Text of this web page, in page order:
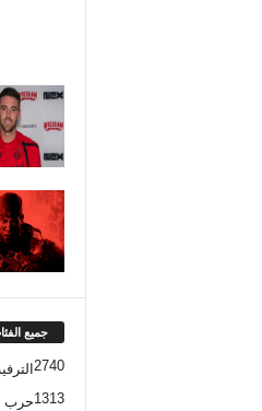
جميع
2740
حرب1313